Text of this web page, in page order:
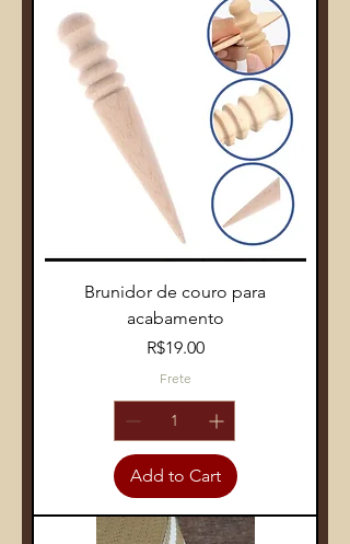
Brunidor de couro para
acabamento
Price
R$19.00
Frete
Add to Cart